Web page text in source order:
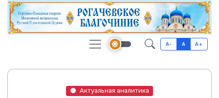
A- A A+
Актуальная аналитика